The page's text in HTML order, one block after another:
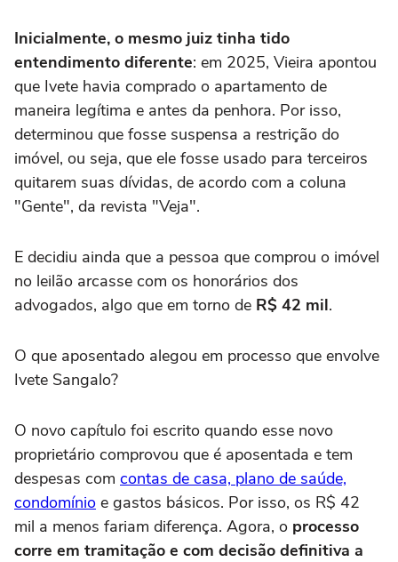
Inicialmente, o mesmo juiz tinha tido
entendimento diferente: em 2025, Vieira apontou
que Ivete havia comprado o apartamento de
maneira legítima e antes da penhora. Por isso,
determinou que fosse suspensa a restrição do
imóvel, ou seja, que ele fosse usado para terceiros
quitarem suas dívidas, de acordo com a coluna
"Gente", da revista "Veja".
E decidiu ainda que a pessoa que comprou o imóvel
no leilão arcasse com os honorários dos
advogados, algo que em torno de R$ 42 mil.
O que aposentado alegou em processo que envolve
Ivete Sangalo?
O novo capítulo foi escrito quando esse novo
proprietário comprovou que é aposentada e tem
despesas com contas de casa, plano de saúde,
condomínio e gastos básicos. Por isso, os R$ 42
mil a menos fariam diferença. Agora, o processo
corre em tramitação e com decisão definitiva a